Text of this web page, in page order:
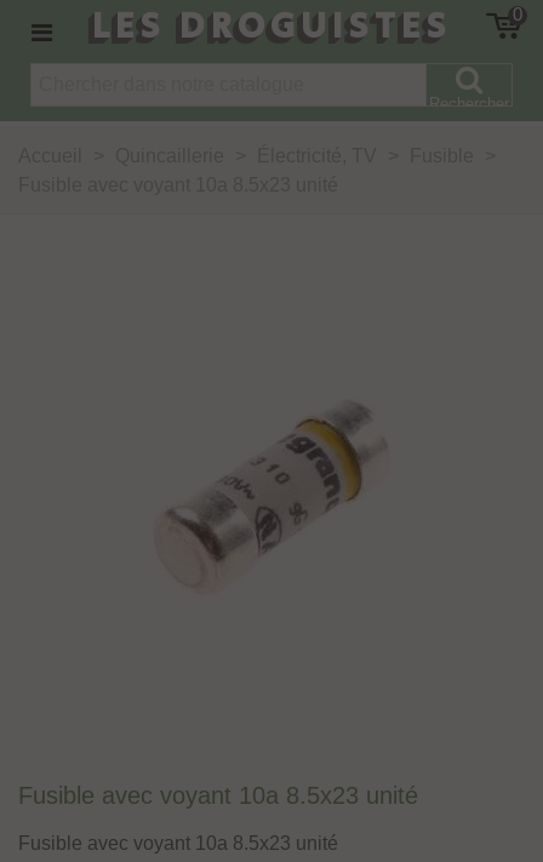
LES DROGUISTES 0
Rechercher
Fusible avec voyant 10a 8.5x23 unité
Fusible avec voyant 10a 8.5x23 unité